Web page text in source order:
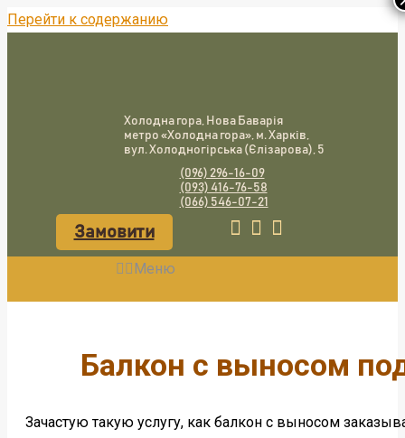
Перейти к содержанию
Холодна гора, Нова Баварія
метро «Холодна гора», м. Харків,
вул. Холодногірська (Єлізарова), 5
(096) 296-16-09
(093) 416-76-58
(066) 546-07-21
Замовити
Меню
Балкон с выносом
Зачастую такую услугу, как балкон с выносом